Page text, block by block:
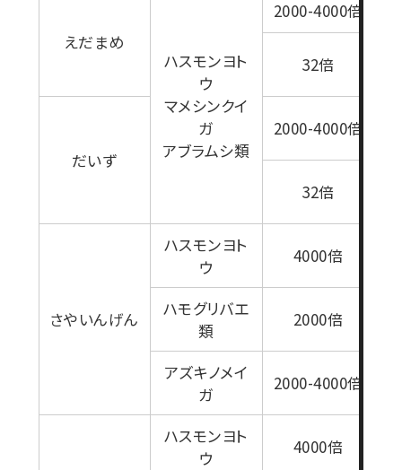
えだまめ
ハスモンヨト
ウ
マメシンクイ
ガ
アブラムシ類
2000-4000倍
32倍
だいず
2000-4000倍
32倍
さやいんげん
ハスモンヨト
ウ
4000倍
ハモグリバエ
類
2000倍
アズキノメイ
ガ
2000-4000倍
ハスモンヨト
ウ
4000倍